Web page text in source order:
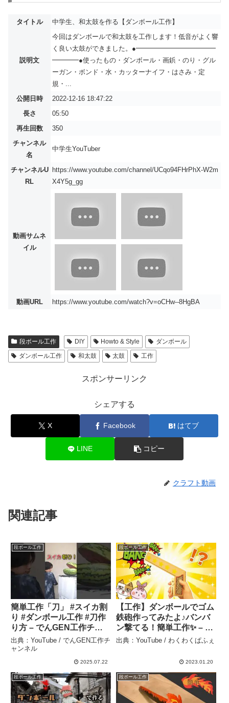
タイトル 中学生、和太鼓を作る【ダンボール工作】
説明文
今回はダンボールで和太鼓を工作します！低音がよく響
く良い太鼓ができました。●━━━━━━━━━━━━
━━━━●使ったもの・ダンボール・画鋲・のり・グル
ーガン・ボンド・水・カッターナイフ・はさみ・定
規・...
公開日時
2022-12-16 18:47:22
長さ
05:50
再生回数
350
チャンネル
名
中学生YouTuber
チャンネルU
RL
https://www.youtube.com/channel/UCqo94FHrPhX-W2m
X4Y5g_gg
動画サムネ
イル
動画URL https://www.youtube.com/watch?v=oCHw--8HgBA
段ボール工作 DIY Howto & Style
ダンボール
ダンボール工作
和太鼓 太鼓 工作
スポンサーリンク
シェアする
X Facebook はてブ
LINE コピー
クラフト動画
関連記事
段ボール工作
簡単工作「刀」 #スイカ割
り #ダンボール工作 #刀作
り方 – でんGEN工作チャ
ンネル
出典：YouTube / でんGEN工作チ
ャンネル
2025.07.22
段ボール工作
【工作】ダンボールでゴム
鉄砲作ってみたよ♪バンバ
ン撃てる！簡単工作✨ – わ
くわくぱふぇ
出典：YouTube / わくわくぱふぇ
2023.01.20
段ボール工作 段ボール工作